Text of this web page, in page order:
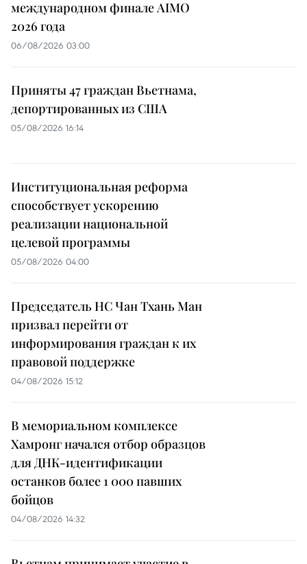
международном финале AIMO
2026 года
06/08/2026 03:00
Приняты 47 граждан Вьетнама,
депортированных из США
05/08/2026 16:14
Институциональная реформа
способствует ускорению
реализации национальной
целевой программы
05/08/2026 04:00
Председатель НС Чан Тхань Ман
призвал перейти от
информирования граждан к их
правовой поддержке
04/08/2026 15:12
В мемориальном комплексе
Хамронг начался отбор образцов
для ДНК-идентификации
останков более 1 000 павших
бойцов
04/08/2026 14:32